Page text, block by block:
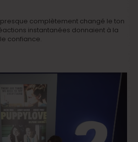
complètement changé le ton
instantanées donnaient à la
confiance.